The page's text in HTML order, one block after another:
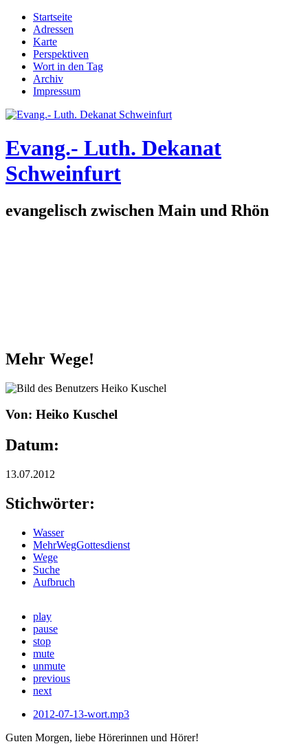
Direkt zum Inhalt
Hauptmenü
Startseite
Adressen
Karte
Perspektiven
Wort in den Tag
Archiv
Impressum
Evang.- Luth. Dekanat
Schweinfurt
evangelisch zwischen Main und Rhön
Mehr Wege!
Von: Heiko Kuschel
Datum:
13.07.2012
Stichwörter:
Wasser
MehrWegGottesdienst
Wege
Suche
Aufbruch
play
pause
stop
mute
unmute
previous
next
2012-07-13-wort.mp3
Guten Morgen, liebe Hörerinnen und Hörer!